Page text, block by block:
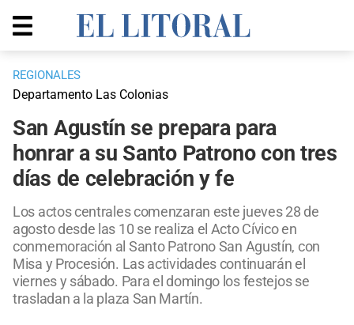
REGIONALES
Departamento Las Colonias
San Agustín se prepara para
honrar a su Santo Patrono con tres
días de celebración y fe
Los actos centrales comenzaran este jueves 28 de
agosto desde las 10 se realiza el Acto Cívico en
conmemoración al Santo Patrono San Agustín, con
Misa y Procesión. Las actividades continuarán el
viernes y sábado. Para el domingo los festejos se
trasladan a la plaza San Martín.